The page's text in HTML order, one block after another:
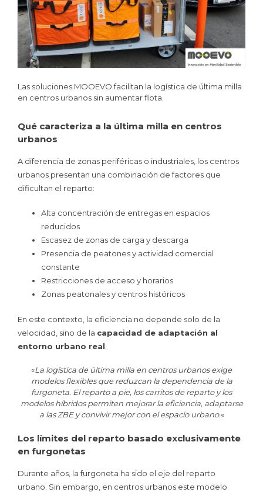
Las soluciones MOOEVO facilitan la logística de última milla
en centros urbanos sin aumentar flota.
Qué caracteriza a la última milla en centros
urbanos
A diferencia de zonas periféricas o industriales, los centros
urbanos presentan una combinación de factores que
dificultan el reparto:
Alta concentración de entregas en espacios
reducidos
Escasez de zonas de carga y descarga
Presencia de peatones y actividad comercial
constante
Restricciones de acceso y horarios
Zonas peatonales y centros históricos
En este contexto, la eficiencia no depende solo de la
velocidad, sino de la capacidad de adaptación al
entorno urbano real
«La logística de última milla en centros urbanos exige
modelos flexibles que reduzcan la dependencia de la
furgoneta. El reparto a pie, los carritos de reparto y los
modelos híbridos permiten mejorar la eficiencia, adaptarse
a las ZBE y convivir mejor con el espacio urbano.«
Los límites del reparto basado exclusivamente
en furgonetas
Durante años, la furgoneta ha sido el eje del reparto
urbano. Sin embargo, en centros urbanos este modelo